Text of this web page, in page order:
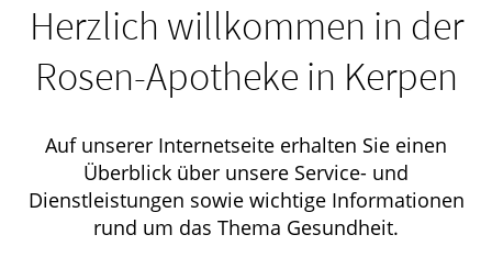
Herzlich willkommen in der
Rosen-Apotheke in Kerpen
Auf unserer Internetseite erhalten Sie einen
Überblick über unsere Service- und
Dienstleistungen sowie wichtige Informationen
rund um das Thema Gesundheit.